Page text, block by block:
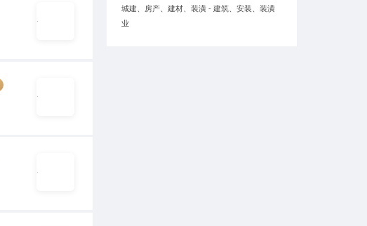
城建、房产、建材、装潢 - 建筑、安装、装潢
业